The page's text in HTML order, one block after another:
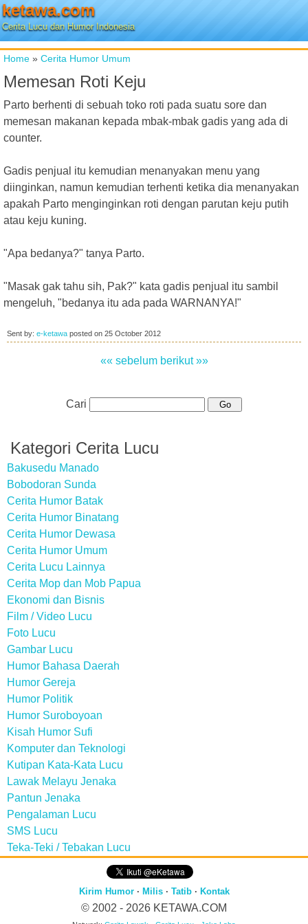
ketawa.com
Cerita Lucu dan Humor Indonesia
Home » Cerita Humor Umum
Memesan Roti Keju
Parto berhenti di sebuah toko roti pada suatu sore dan
memesan makanan kepada mbak-mbak gadis yang ada di
counter.
Gadis penjual itu kemudian menanyakan menu yang
diinginkan, namun kemudian terhenti ketika dia menanyakan
apakah Parto menginginkan roti dengan parutan keju putih
atau keju kuning.
"Apa bedanya?" tanya Parto.
"Masak gak tahu sih, Pak?" kata gadis penjual itu sambil
mengeluh, "bedanya itu ada pada WARNANYA!"
Sent by: e-ketawa posted on 25 October 2012
«« sebelum berikut »»
Cari
Kategori Cerita Lucu
Bakusedu Manado
Bobodoran Sunda
Cerita Humor Batak
Cerita Humor Binatang
Cerita Humor Dewasa
Cerita Humor Umum
Cerita Lucu Lainnya
Cerita Mop dan Mob Papua
Ekonomi dan Bisnis
Film / Video Lucu
Foto Lucu
Gambar Lucu
Humor Bahasa Daerah
Humor Gereja
Humor Politik
Humor Suroboyoan
Kisah Humor Sufi
Komputer dan Teknologi
Kutipan Kata-Kata Lucu
Lawak Melayu Jenaka
Pantun Jenaka
Pengalaman Lucu
SMS Lucu
Teka-Teki / Tebakan Lucu
Kirim Humor· Milis· Tatib· Kontak
© 2002 - 2026 KETAWA.COM